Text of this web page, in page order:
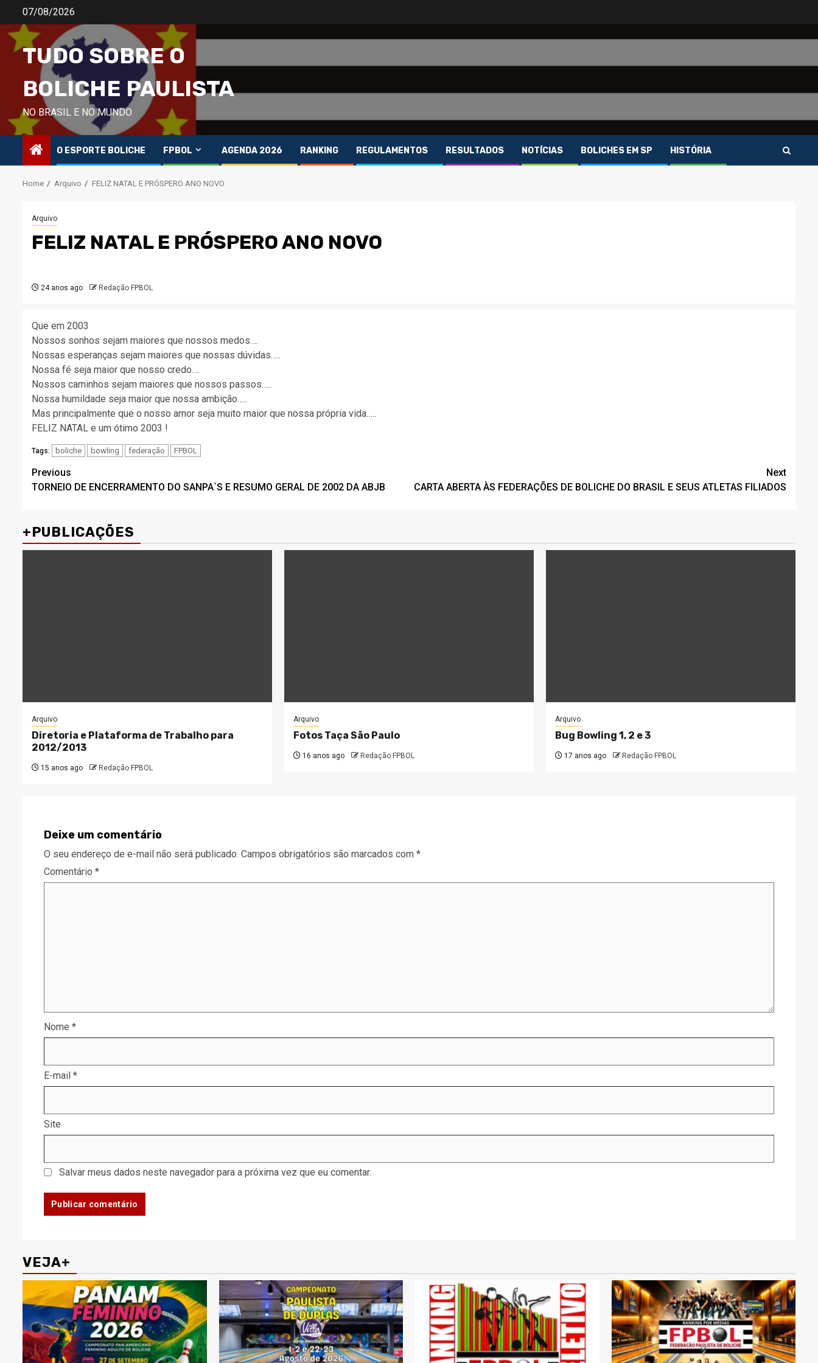
content
07/08/2026
TUDO SOBRE O
BOLICHE PAULISTA
NO BRASIL E NO MUNDO
O ESPORTE BOLICHE FPBOL AGENDA 2026 RANKING REGULAMENTOS RESULTADOS NOTÍCIAS BOLICHES EM SP HISTÓRIA
Home Arquivo FELIZ NATAL E PRÓSPERO ANO NOVO
Arquivo
FELIZ NATAL E PRÓSPERO ANO NOVO
24 anos ago Redação FPBOL
Que em 2003
Nossos sonhos sejam maiores que nossos medos….
Nossas esperanças sejam maiores que nossas dúvidas…..
Nossa fé seja maior que nosso credo….
Nossos caminhos sejam maiores que nossos passos…..
Nossa humildade seja maior que nossa ambição…..
Mas principalmente que o nosso amor seja muito maior que nossa própria vida…..
FELIZ NATAL e um ótimo 2003 !
Tags: boliche bowling federação FPBOL
Post
navigation
Previous
TORNEIO DE ENCERRAMENTO DO SANPA´S E RESUMO GERAL DE 2002 DA ABJB
Next
CARTA ABERTA ÀS FEDERAÇÕES DE BOLICHE DO BRASIL E SEUS ATLETAS FILIADOS
+PUBLICAÇÕES
Arquivo
Diretoria e Plataforma de Trabalho para
2012/2013
15 anos ago Redação FPBOL
Arquivo
Fotos Taça São Paulo
16 anos ago Redação FPBOL
Arquivo
Bug Bowling 1, 2 e 3
17 anos ago Redação FPBOL
Deixe um comentário
O seu endereço de e-mail não será publicado. Campos obrigatórios são marcados com *
Comentário *
Nome *
E-mail *
Site
Salvar meus dados neste navegador para a próxima vez que eu comentar.
VEJA+